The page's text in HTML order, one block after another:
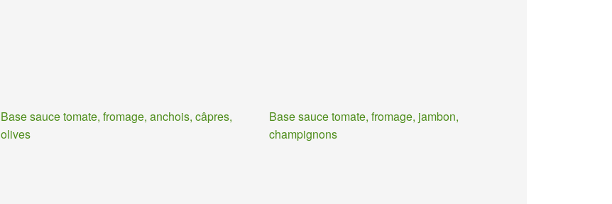
Base sauce tomate, fromage, anchois, câpres,
olives
Base sauce tomate, fromage, jambon,
champignons